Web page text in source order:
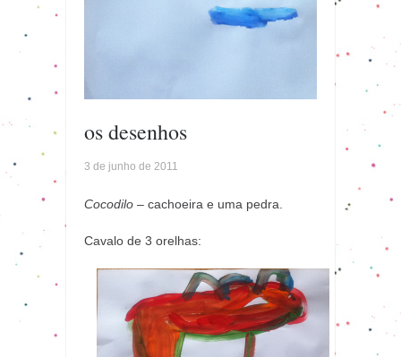
os desenhos
3 de junho de 2011
Cocodilo – cachoeira e uma pedra.
Cavalo de 3 orelhas: